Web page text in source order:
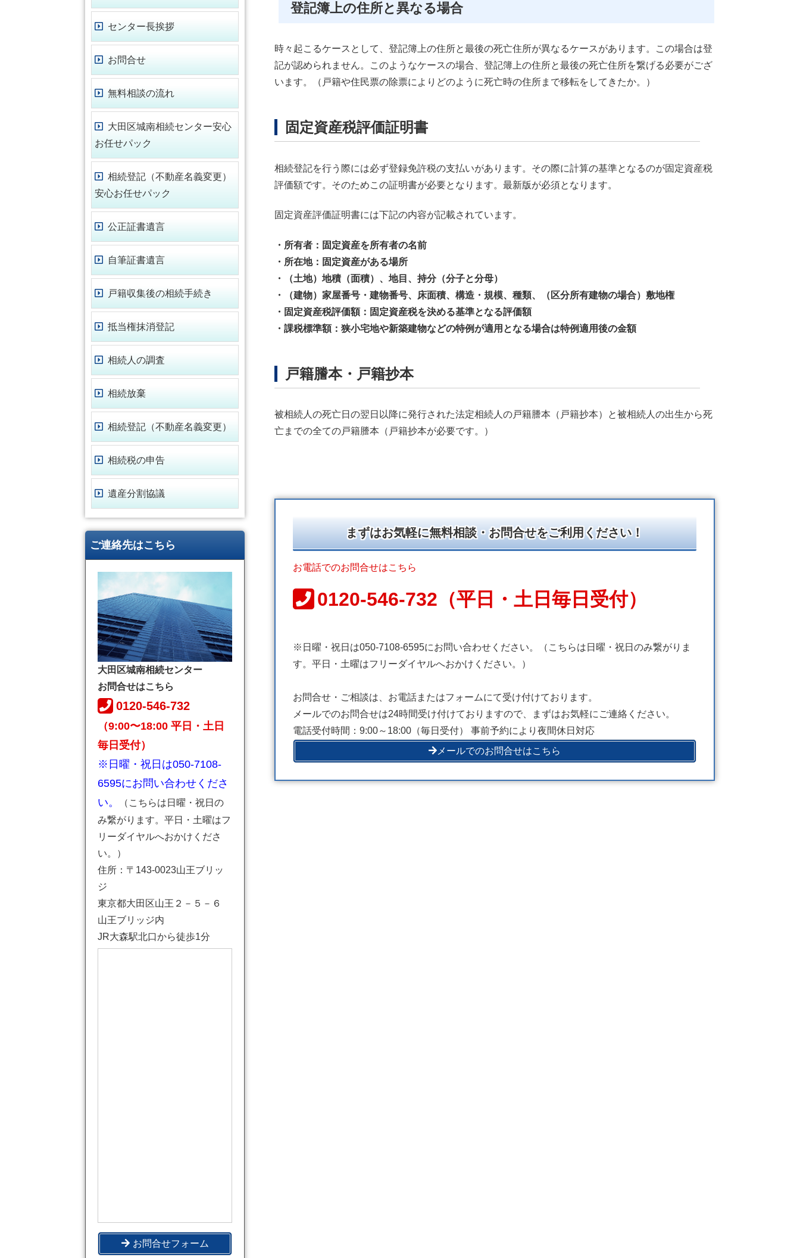
登記簿上の住所と異なる場合
時々起こるケースとして、登記簿上の住所と最後の死亡住所が異なるケースがあります。この場合は登
記が認められません。このようなケースの場合、登記簿上の住所と最後の死亡住所を繋げる必要がござ
います。（戸籍や住民票の除票によりどのように死亡時の住所まで移転をしてきたか。）
固定資産税評価証明書
相続登記を行う際には必ず登録免許税の支払いがあります。その際に計算の基準となるのが固定資産税
評価額です。そのためこの証明書が必要となります。最新版が必須となります。
固定資産評価証明書には下記の内容が記載されています。
・所有者：固定資産を所有者の名前
・所在地：固定資産がある場所
・（土地）地積（面積）、地目、持分（分子と分母）
・（建物）家屋番号・建物番号、床面積、構造・規模、種類、（区分所有建物の場合）敷地権
・固定資産税評価額：固定資産税を決める基準となる評価額
・課税標準額：狭小宅地や新築建物などの特例が適用となる場合は特例適用後の金額
戸籍謄本・戸籍抄本
被相続人の死亡日の翌日以降に発行された法定相続人の戸籍謄本（戸籍抄本）と被相続人の出生から死
亡までの全ての戸籍謄本（戸籍抄本が必要です。）
まずはお気軽に無料相談・お問合せをご利用ください！
お電話でのお問合せはこちら
0120-546-732（平日・土日毎日受付）
※日曜・祝日は050-7108-6595にお問い合わせください。（こちらは日曜・祝日のみ繋がりま
す。平日・土曜はフリーダイヤルへおかけください。）
お問合せ・ご相談は、お電話またはフォームにて受け付けております。
メールでのお問合せは24時間受け付けておりますので、まずはお気軽にご連絡ください。
電話受付時間：9:00～18:00（毎日受付） 事前予約により夜間休日対応
メールでのお問合せはこちら
センター長挨拶
お問合せ
無料相談の流れ
大田区城南相続センター安心
お任せパック
相続登記（不動産名義変更）
安心お任せパック
公正証書遺言
自筆証書遺言
戸籍収集後の相続手続き
抵当権抹消登記
相続人の調査
相続放棄
相続登記（不動産名義変更）
相続税の申告
遺産分割協議
ご連絡先はこちら
大田区城南相続センター
お問合せはこちら
0120-546-732
（9:00〜18:00 平日・土日
毎日受付）
※日曜・祝日は050-7108-
6595にお問い合わせくださ
い。
（こちらは日曜・祝日の
み繋がります。平日・土曜はフ
リーダイヤルへおかけくださ
い。）
住所：〒143-0023山王ブリッ
ジ
東京都大田区山王２－５－６
山王ブリッジ内
JR大森駅北口から徒歩1分
お問合せフォーム